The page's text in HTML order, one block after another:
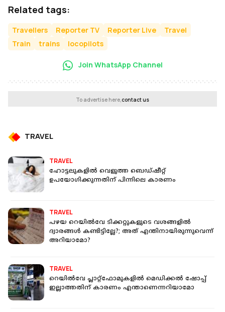
Related tags:
Travellers Reporter TV Reporter Live
Travel
Train
trains locopilots
Join WhatsApp Channel
To advertise here,contact us
TRAVEL
TRAVEL
ഹോട്ടലുകളില്‍ വെളുത്ത ബെഡ്ഷീറ്റ്
ഉപയോഗിക്കുന്നതിന് പിന്നിലെ കാരണം
TRAVEL
പഴയ റെയില്‍വേ ടിക്കറ്റുകളുടെ വശങ്ങളില്‍
ദ്വാരങ്ങള്‍ കണ്ടിട്ടില്ലേ?; അത് എന്തിനായിരുന്നുവെന്ന്
അറിയാമോ?
TRAVEL
റെയില്‍വേ പ്ലാറ്റ്‌ഫോമുകളില്‍ മെഡിക്കല്‍ ഷോപ്പ്
ഇല്ലാത്തതിന് കാരണം എന്താണെന്നറിയാമോ